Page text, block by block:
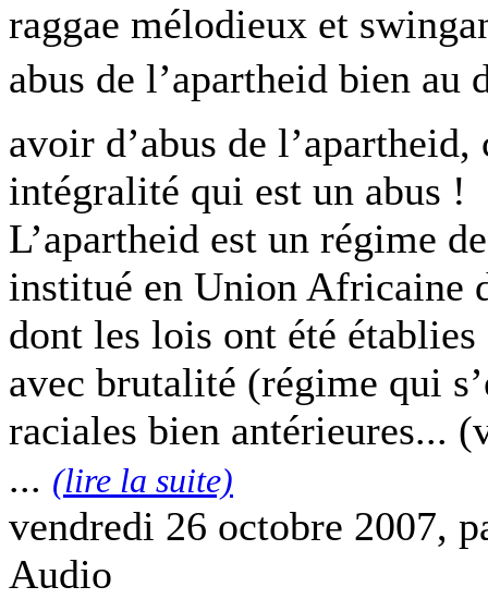
raggae mélodieux et
abus de l’apartheid bien au
avoir d’abus de
intégralité qui est un abus !
L’apartheid est un régime
institué en Union Africaine
dont les lois ont été
avec brutalité (régime qui
raciales bien antérieures...
... (lire la suite)
vendredi 26 octobre 2007,
Audio